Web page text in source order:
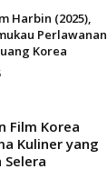
Harbin (2025),
Perlawanan
Korea
Film Korea
Kuliner yang